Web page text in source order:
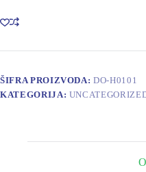
CC(POE)
količina
ŠIFRA PROIZVODA:DO-H0101
KATEGORIJA: